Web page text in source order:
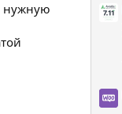
нужную